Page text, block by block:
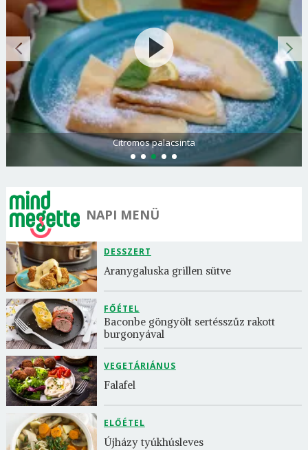
Citromos palacsinta
NAPI MENÜ
DESSZERT
Aranygaluska grillen sütve
FŐÉTEL
Baconbe göngyölt sertésszűz rakott
burgonyával
VEGETÁRIÁNUS
Falafel
ELŐÉTEL
Újházy tyúkhúsleves